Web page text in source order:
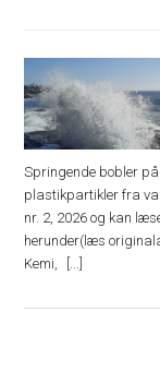
Springende bobler
plastikpartikler fra
nr. 2, 2026 og kan
herunder(læs
Kemi,